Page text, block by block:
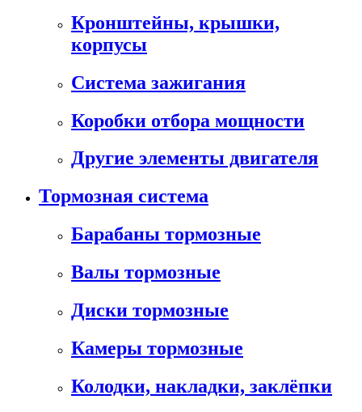
Кронштейны, крышки,
корпусы
Cистема зажигания
Коробки отбора мощности
Другие элементы двигателя
Тормозная система
Барабаны тормозные
Валы тормозные
Диски тормозные
Камеры тормозные
Колодки, накладки, заклёпки